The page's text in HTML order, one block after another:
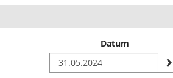
Datum